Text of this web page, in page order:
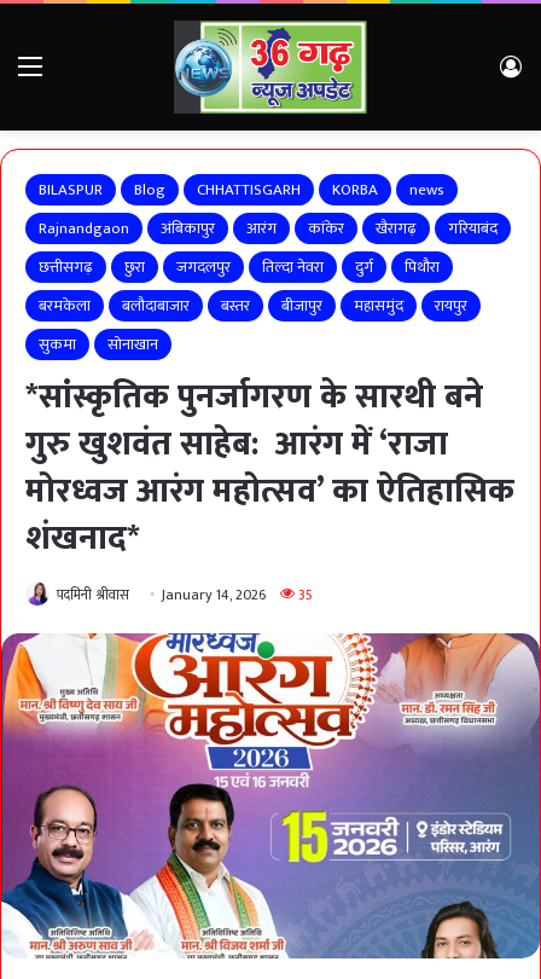
Menu
BILASPUR Blog CHHATTISGARH KORBA
news
Rajnandgaon
अंबिकापुर आरंग कांकेर खैरागढ़
गरियाबंद
छत्तीसगढ़
छुरा जगदलपुर तिल्दा नेवरा दुर्ग
पिथौरा
बरमकेला
बलौदाबाजार बस्तर बीजापुर महासमुंद
रायपुर
सुकमा
सोनाखान
*सांस्कृतिक पुनर्जागरण के सारथी बने
गुरु खुशवंत साहेब: आरंग में ‘राजा
मोरध्वज आरंग महोत्सव’ का ऐतिहासिक
शंखनाद*
पदमिनी श्रीवास January 14, 2026 35